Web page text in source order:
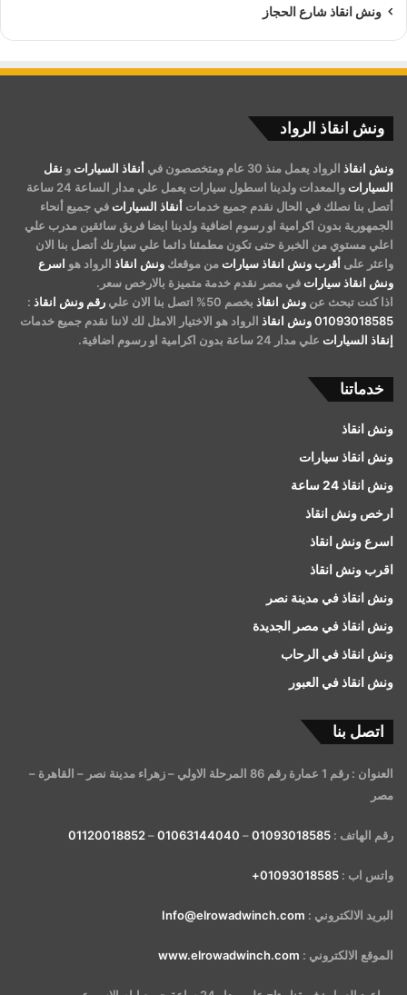
ونش انقاذ شارع الحجاز
ونش انقاذ الرواد
ونش انقاذ الرواد يعمل منذ 30 عام ومتخصصون في أنقاذ السيارات و نقل
السيارات
والمعدات ولدينا اسطول سيارات يعمل علي مدار الساعة 24 ساعة
أتصل بنا نصلك في الحال نقدم جميع خدمات أنقاذ السيارات في جميع أنحاء
الجمهورية بدون اكرامية او رسوم اضافية ولدينا ايضا فريق سائقين مدرب علي
اعلي مستوي من الخبرة حتى تكون مطمئنا دائما علي سيارتك أتصل بنا الان
واعثر على أقرب ونش انقاذ سيارات من موقعك ونش انقاذ الرواد هو اسرع
ونش انقاذ سيارات في مصر نقدم خدمة متميزة بالارخص سعر.
اذا كنت تبحث عن ونش انقاذ بخصم 50% اتصل بنا الان علي رقم ونش انقاذ :
01093018585ونش انقاذ الرواد هو الاختيار الامثل لك لاننا نقدم جميع خدمات
إنقاذ السيارات علي مدار 24 ساعة بدون اكرامية او رسوم اضافية.
خدماتنا
ونش انقاذ
ونش انقاذ سيارات
ونش انقاذ 24 ساعة
ارخص ونش انقاذ
اسرع ونش انقاذ
اقرب ونش انقاذ
ونش انقاذ في مدينة نصر
ونش انقاذ في مصر الجديدة
ونش انقاذ في الرحاب
ونش انقاذ في العبور
اتصل بنا
العنوان : رقم 1 عمارة رقم 86 المرحلة الاولي – زهراء مدينة نصر – القاهرة –
مصر
رقم الهاتف : 01093018585
–
01063144040
–
01120018852
واتس اب : 01093018585+
البريد الالكتروني : Info@elrowadwinch.com
الموقع الالكتروني : www.elrowadwinch.com